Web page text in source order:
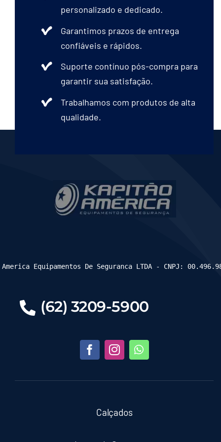
produto
personalizado e dedicado.
Garantimos prazos de entrega
confiáveis e rápidos.
Suporte contínuo pós-compra para
garantir sua satisfação.
Trabalhamos com produtos de alta
qualidade.
(62) 3209-5900
Calçados
Equipamentos De Seguranca LTDA - CNPJ: